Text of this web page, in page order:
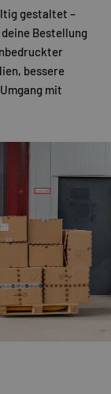
gestaltet –
Bestellung
bessere
mit